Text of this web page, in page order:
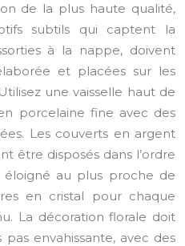
de la plus haute qualité,
subtils qui captent la
à la nappe, doivent
et placées sur les
une vaisselle haut de
porcelaine fine avec des
Les couverts en argent
être disposés dans l’ordre
au plus proche de
en cristal pour chaque
La décoration florale doit
envahissante, avec des